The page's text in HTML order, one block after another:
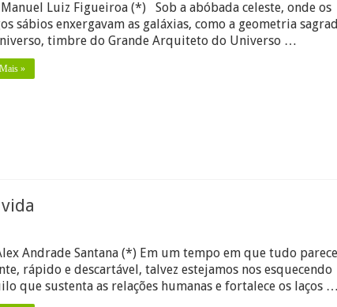
Luiz Figueiroa (*) Sob a abóbada celeste, onde os
sábios enxergavam as galáxias, como a geometria
timbre do Grande Arquiteto do Universo …
»
Andrade Santana (*) Em um tempo em que tudo parece
rápido e descartável, talvez estejamos nos esquecendo
que sustenta as relações humanas e fortalece os laços …